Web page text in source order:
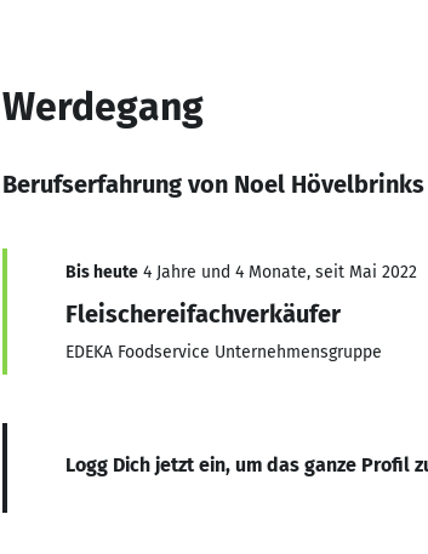
Werdegang
Berufserfahrung von Noel Hövelbrinks
Bis heute 4 Jahre und 4 Monate, seit Mai 2022
Fleischereifachverkäufer
EDEKA Foodservice Unternehmensgruppe
Logg Dich jetzt ein, um das ganze Profil